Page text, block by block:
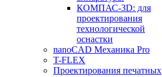
КОМПАС-3D: для
проектирования
технологической
оснастки
nanoCAD Механика Pro
T-FLEX
Проектирования печатных